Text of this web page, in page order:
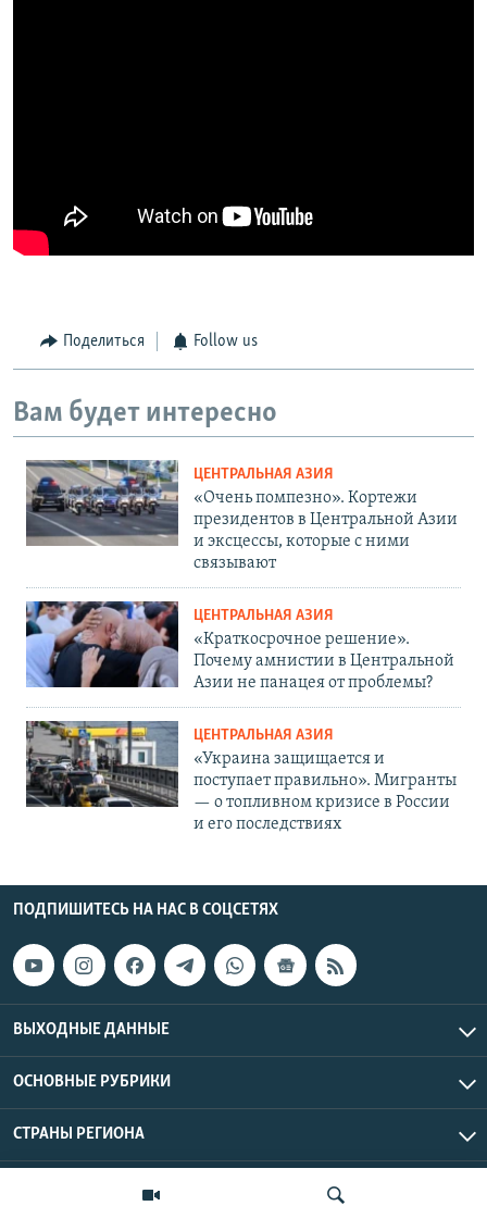
Поделиться Follow us
Вам будет интересно
ЦЕНТРАЛЬНАЯ АЗИЯ
«Очень помпезно». Кортежи
президентов в Центральной Азии
и эксцессы, которые с ними
связывают
ЦЕНТРАЛЬНАЯ АЗИЯ
«Краткосрочное решение».
Почему амнистии в Центральной
Азии не панацея от проблемы?
ЦЕНТРАЛЬНАЯ АЗИЯ
«Украина защищается и
поступает правильно». Мигранты
— о топливном кризисе в России
и его последствиях
ПОДПИШИТЕСЬ НА НАС В СОЦСЕТЯХ
ВЫХОДНЫЕ ДАННЫЕ
ОСНОВНЫЕ РУБРИКИ
СТРАНЫ РЕГИОНА
Азаттык Азия © 2026 RFE/RL, Inc. | Все права защищены.